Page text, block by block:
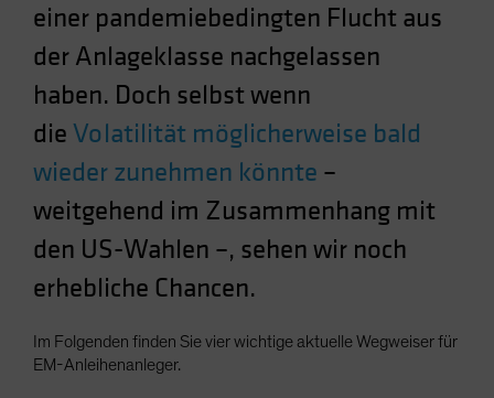
Singapore
South Korea - 대한민국
Spain
Sweden
UK
United States (US Citizens)
US (Non-US Citizens/NRC)
einer pandemiebedingten Flucht aus
der Anlageklasse nachgelassen
haben. Doch selbst wenn
dieVolatilität möglicherweise bald
wieder zunehmen könnte –
weitgehend im Zusammenhang mit
den US-Wahlen –, sehen wir noch
erhebliche Chancen.
Im Folgenden finden Sie vier wichtige aktuelle Wegweiser für
EM-Anleihenanleger.